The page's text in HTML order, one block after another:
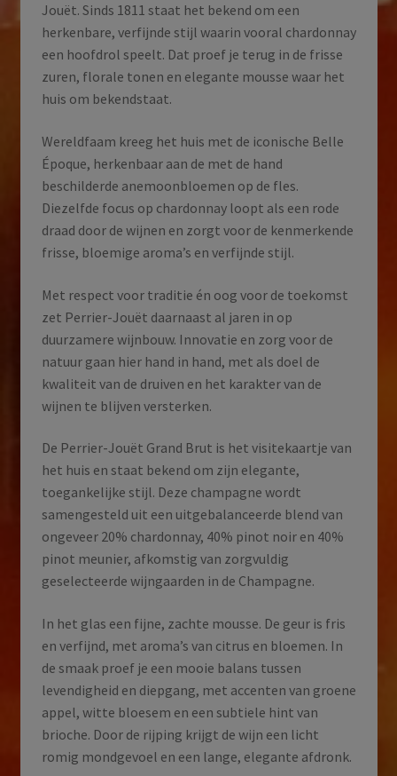
Jouët. Sinds 1811 staat het bekend om een
herkenbare, verfijnde stijl waarin vooral chardonnay
een hoofdrol speelt. Dat proef je terug in de frisse
zuren, florale tonen en elegante mousse waar het
huis om bekendstaat.
Wereldfaam kreeg het huis met de iconische Belle
Époque, herkenbaar aan de met de hand
beschilderde anemoonbloemen op de fles.
Diezelfde focus op chardonnay loopt als een rode
draad door de wijnen en zorgt voor de kenmerkende
frisse, bloemige aroma’s en verfijnde stijl.
Met respect voor traditie én oog voor de toekomst
zet Perrier-Jouët daarnaast al jaren in op
duurzamere wijnbouw. Innovatie en zorg voor de
natuur gaan hier hand in hand, met als doel de
kwaliteit van de druiven en het karakter van de
wijnen te blijven versterken.
De Perrier-Jouët Grand Brut is het visitekaartje van
het huis en staat bekend om zijn elegante,
toegankelijke stijl. Deze champagne wordt
samengesteld uit een uitgebalanceerde blend van
ongeveer 20% chardonnay, 40% pinot noir en 40%
pinot meunier, afkomstig van zorgvuldig
geselecteerde wijngaarden in de Champagne.
In het glas een fijne, zachte mousse. De geur is fris
en verfijnd, met aroma’s van citrus en bloemen. In
de smaak proef je een mooie balans tussen
levendigheid en diepgang, met accenten van groene
appel, witte bloesem en een subtiele hint van
brioche. Door de rijping krijgt de wijn een licht
romig mondgevoel en een lange, elegante afdronk.